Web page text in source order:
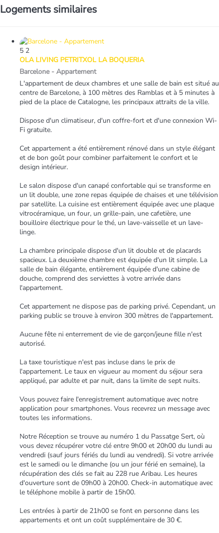
Logements similaires
5 2
OLA LIVING PETRITXOL LA BOQUERIA
Barcelone - Appartement
L'appartement de deux chambres et une salle de bain est situé au
centre de Barcelone, à 100 mètres des Ramblas et à 5 minutes à
pied de la place de Catalogne, les principaux attraits de la ville.
Dispose d'un climatiseur, d'un coffre-fort et d'une connexion Wi-
Fi gratuite.
Cet appartement a été entièrement rénové dans un style élégant
et de bon goût pour combiner parfaitement le confort et le
design intérieur.
Le salon dispose d'un canapé confortable qui se transforme en
un lit double, une zone repas équipée de chaises et une télévision
par satellite. La cuisine est entièrement équipée avec une plaque
vitrocéramique, un four, un grille-pain, une cafetière, une
bouilloire électrique pour le thé, un lave-vaisselle et un lave-
linge.
La chambre principale dispose d'un lit double et de placards
spacieux. La deuxième chambre est équipée d'un lit simple. La
salle de bain élégante, entièrement équipée d'une cabine de
douche, comprend des serviettes à votre arrivée dans
l'appartement.
Cet appartement ne dispose pas de parking privé. Cependant, un
parking public se trouve à environ 300 mètres de l'appartement.
Aucune fête ni enterrement de vie de garçon/jeune fille n'est
autorisé.
La taxe touristique n'est pas incluse dans le prix de
l'appartement. Le taux en vigueur au moment du séjour sera
appliqué, par adulte et par nuit, dans la limite de sept nuits.
Vous pouvez faire l'enregistrement automatique avec notre
application pour smartphones. Vous recevrez un message avec
toutes les informations.
Notre Réception se trouve au numéro 1 du Passatge Sert, où
vous devez récupérer votre clé entre 9h00 et 20h00 du lundi au
vendredi (sauf jours fériés du lundi au vendredi). Si votre arrivée
est le samedi ou le dimanche (ou un jour férié en semaine), la
récupération des clés se fait au 228 rue Aribau. Les heures
d'ouverture sont de 09h00 à 20h00. Check-in automatique avec
le téléphone mobile à partir de 15h00.
Les entrées à partir de 21h00 se font en personne dans les
appartements et ont un coût supplémentaire de 30 €.